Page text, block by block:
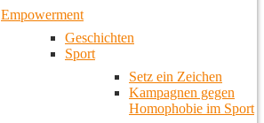
Empowerment
Geschichten
Sport
Setz ein Zeichen
Kampagnen gegen
Homophobie im Sport